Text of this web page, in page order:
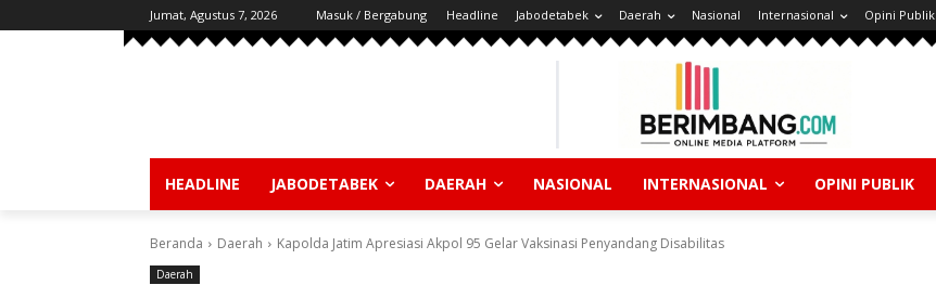
Jumat, Agustus 7, 2026 Masuk / Bergabung Headline Jabodetabek Daerah Nasional Internasional Opini Publik
HEADLINE JABODETABEK DAERAH NASIONAL INTERNASIONAL OPINI PUBLIK
Beranda Daerah Kapolda Jatim Apresiasi Akpol 95 Gelar Vaksinasi Penyandang Disabilitas
Daerah